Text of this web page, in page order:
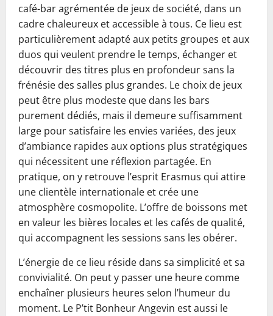
café-bar agrémentée de jeux de société, dans un
cadre chaleureux et accessible à tous. Ce lieu est
particulièrement adapté aux petits groupes et aux
duos qui veulent prendre le temps, échanger et
découvrir des titres plus en profondeur sans la
frénésie des salles plus grandes. Le choix de jeux
peut être plus modeste que dans les bars
purement dédiés, mais il demeure suffisamment
large pour satisfaire les envies variées, des jeux
d’ambiance rapides aux options plus stratégiques
qui nécessitent une réflexion partagée. En
pratique, on y retrouve l’esprit Erasmus qui attire
une clientèle internationale et crée une
atmosphère cosmopolite. L’offre de boissons met
en valeur les bières locales et les cafés de qualité,
qui accompagnent les sessions sans les obérer.
L’énergie de ce lieu réside dans sa simplicité et sa
convivialité. On peut y passer une heure comme
enchaîner plusieurs heures selon l’humeur du
moment. Le P’tit Bonheur Angevin est aussi le